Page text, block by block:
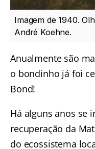
Imagem de 1940.
André Koehne.
Anualmente são
o bondinho já foi
Bond!
Há alguns anos se
recuperação da
do ecossistema